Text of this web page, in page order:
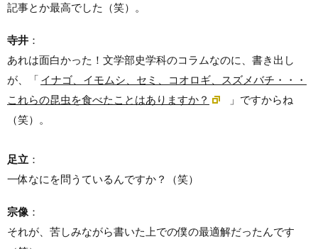
記事とか最高でした（笑）。
寺井 ：
あれは面白かった！文学部史学科のコラムなのに、書き出し
が、「 イナゴ、イモムシ、セミ、コオロギ、スズメバチ・・・
これらの昆虫を食べたことはありますか？
」ですからね
（笑）。
足立 ：
一体なにを問うているんですか？（笑）
宗像 ：
それが、苦しみながら書いた上での僕の最適解だったんです